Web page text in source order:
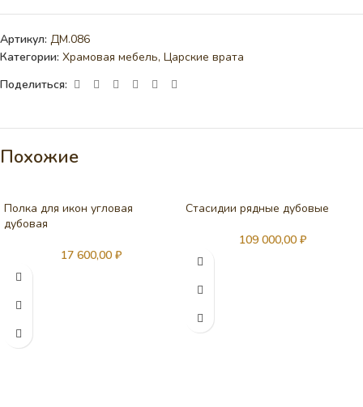
Артикул: ДМ.086
Категории: Храмовая мебель, Царские врата
Поделиться:
Похожие
Полка для икон угловая
дубовая
17 600,00 ₽
Стасидии рядные дубовые
109 000,00 ₽